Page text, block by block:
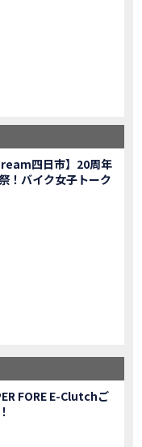
て来た【三重ホンダヒート】
50th ANNIVERSARY」を 受注期間限定で発売
CB750HORNET CB650R E-Clutch
ど、暴露しました。
さかの大出費！？
グ設定と 仕様を一部変更し発売
カラーバリエーションを変更し発売
の人気を探ってきましたスペシャル！！メチャクチャ楽しかったです❤
1300在庫車あります！
いにあのバイクに乗れた
のアレを交換することに！？
のご来店ありがとうございました！
素直にレビュー｜Honda X-ADV
ゃないサーキットの楽しみ方|Honda supercub
ングもしちゃいました|Honda X-ADV
春キャンペーンを開催
のどこが凄いかチェックしてきた！
伊勢 【Honda Dream 松阪】
KITTY在庫車あります！
四日市】20周年
！バイク女子トーク
FORE E-Clutchご